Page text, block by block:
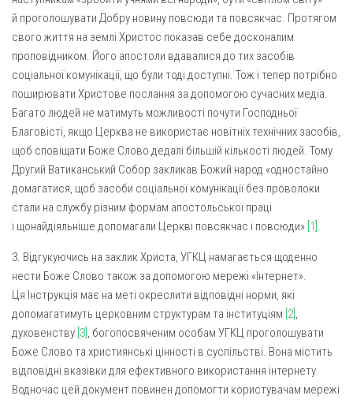
Успіння Пресвятої Богородиці (м. Кременчук)
Успіння Пресвятої Богородиці (м. Лубни)
Парохії Сумської області
Введення в храм Богородиці (м. Суми)
Матері Божої Неустанної Помочі (м. Охтирка)
Монастирі
Свято-Покровський монастир оо Василіян
Свято-Івано-Павлівський монастир сестер Згромадження
Св. Йосифа ОПДМ
Монастир Успення Пресвятої Богородиці Сестер Чину
Святого Василія Великого
Комісії
Катехитична комісія
Комісія у справах молоді
Комісія у справах родини
й проголошувати Добру новину повсюди та повсякчас. Протягом
свого життя на землі Христос показав себе досконалим
проповідником. Його апостоли вдавалися до тих засобів
соціальної комунікації, що були тоді доступні. Тож і тепер потрібно
поширювати Христове послання за допомогою сучасних медіа.
Багато людей не матимуть можливості почути Господньої
Благовісті, якщо Церква не використає новітніх технічних засобів,
щоб сповіщати Боже Слово дедалі більшій кількості людей. Тому
Другий Ватиканський Собор закликав Божий народ «одностайно
домагатися, щоб засоби соціальної комунікації без проволоки
стали на службу різним формам апостольської праці
і щонайдіяльніше допомагали Церкві повсякчас і повсюди» [1] .
3. Відгукуючись на заклик Христа, УГКЦ намагається щоденно
нести Боже Слово також за допомогою мережі «Інтернет».
Ця Інструкція має на меті окреслити відповідні норми, які
допомагатимуть церковним структурам та інституціям [2],
духовенству [3] , богопосвяченим особам УГКЦ проголошувати
Боже Слово та християнські цінності в суспільстві. Вона містить
відповідні вказівки для ефективного використання інтернету.
Водночас цей документ повинен допомогти користувачам мережі